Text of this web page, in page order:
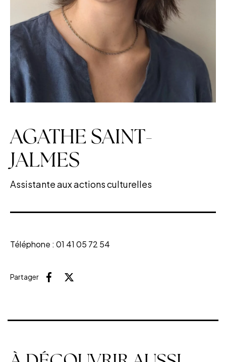
AGATHE SAINT-
JALMES
Assistante aux actions culturelles
Téléphone : 01 41 05 72 54
Partager FacebookX (Twitter)